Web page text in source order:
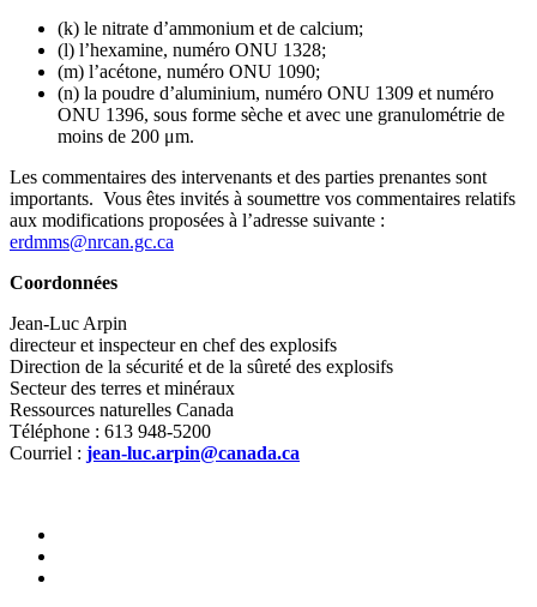
(k) le nitrate d’ammonium et de calcium;
(l) l’hexamine, numéro ONU 1328;
(m) l’acétone, numéro ONU 1090;
(n) la poudre d’aluminium, numéro ONU 1309 et numéro
ONU 1396, sous forme sèche et avec une granulométrie de
moins de 200 μm.
Les commentaires des intervenants et des parties prenantes sont
importants. Vous êtes invités à soumettre vos commentaires relatifs
aux modifications proposées à l’adresse suivante :
erdmms@nrcan.gc.ca
Coordonnées
Jean-Luc Arpin
directeur et inspecteur en chef des explosifs
Direction de la sécurité et de la sûreté des explosifs
Secteur des terres et minéraux
Ressources naturelles Canada
Téléphone : 613 948‑5200
Courriel : jean-luc.arpin@canada.ca